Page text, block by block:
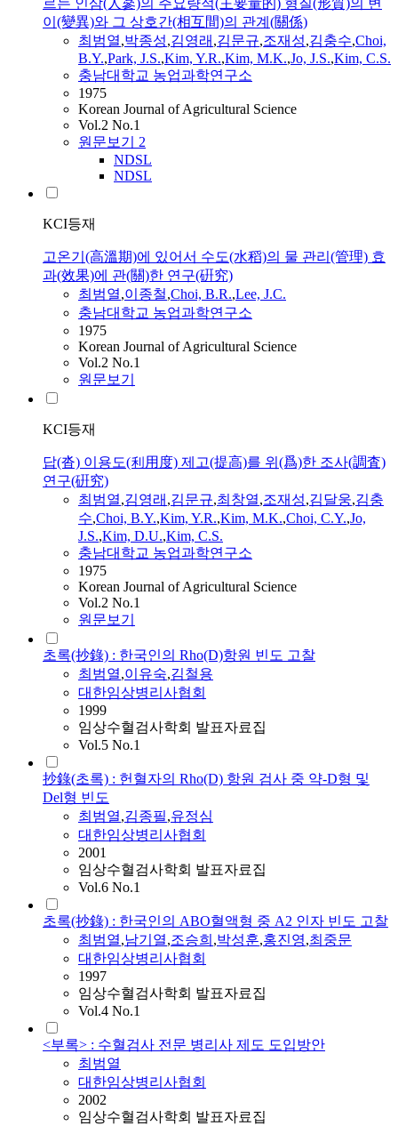
르는 인삼(人蔘)의 주요량적(主要量的) 형질(形質)의 변
이(變異)와 그 상호간(相互間)의 관계(關係)
최범열,박종성,김영래 ,김문규,조재성,김충수,Choi,
B.Y.,Park, J.S.,Kim, Y.R.,Kim, M.K.,Jo, J.S.,Kim, C.S.
충남대학교 농업과학연구소
1975
Korean Journal of Agricultural Science
Vol.2 No.1
원문보기 2
NDSL
NDSL
KCI등재
고온기(高溫期)에 있어서 수도(水稻)의 물 관리(管理) 효
과(效果)에 관(關)한 연구(硏究)
최범열,이종철,Choi, B.R.,Lee, J.C.
충남대학교 농업과학연구소
1975
Korean Journal of Agricultural Science
Vol.2 No.1
원문보기
KCI등재
답(沓) 이용도(利用度) 제고(提高)를 위(爲)한 조사(調査)
연구(硏究)
최범열,김영래 ,김문규,최창열,조재성,김달웅,김충
수,Choi, B.Y.,Kim, Y.R.,Kim, M.K.,Choi, C.Y.,Jo,
J.S.,Kim, D.U.,Kim, C.S.
충남대학교 농업과학연구소
1975
Korean Journal of Agricultural Science
Vol.2 No.1
원문보기
초록(抄錄) : 한국인의 Rho(D)항원 빈도 고찰
최범열,이유숙,김철용
대한임상병리사협회
1999
임상수혈검사학회 발표자료집
Vol.5 No.1
抄錄(초록) : 헌혈자의 Rho(D) 항원 검사 중 약-D형 및
Del형 빈도
최범열,김종필,유정심
대한임상병리사협회
2001
임상수혈검사학회 발표자료집
Vol.6 No.1
초록(抄錄) : 한국인의 ABO혈액형 중 A2 인자 빈도 고찰
최범열,남기열,조승희 ,박성훈,홍진영,최중문
대한임상병리사협회
1997
임상수혈검사학회 발표자료집
Vol.4 No.1
<부록> : 수혈검사 전문 병리사 제도 도입방안
최범열
대한임상병리사협회
2002
임상수혈검사학회 발표자료집